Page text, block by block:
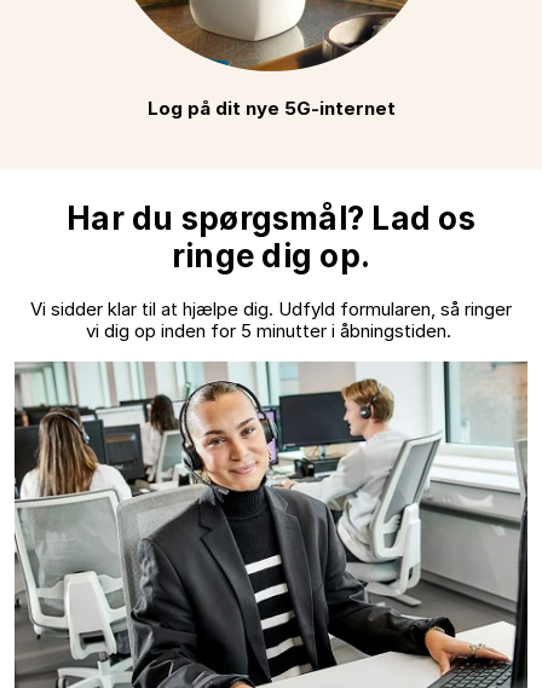
Log på dit nye 5G-internet
Har du spørgsmål? Lad os
ringe dig op.
Vi sidder klar til at hjælpe dig. Udfyld formularen, så ringer
vi dig op inden for 5 minutter i åbningstiden.